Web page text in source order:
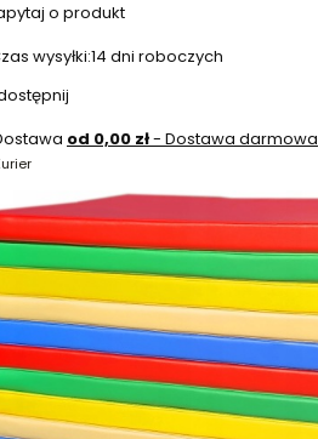
o produkt
wysyłki:14 dni roboczych
od 0,00 zł- Dostawa darmowa